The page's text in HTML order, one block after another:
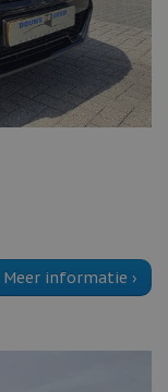
Meer informatie ›